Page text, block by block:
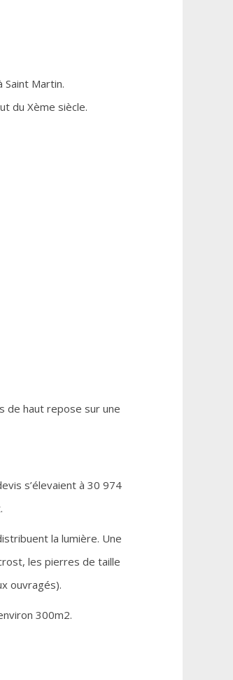
Martin.
du Xème siècle.
de haut repose sur une
s’élevaient à 30 974
la lumière. Une
les pierres de taille
ouvragés).
300m2.